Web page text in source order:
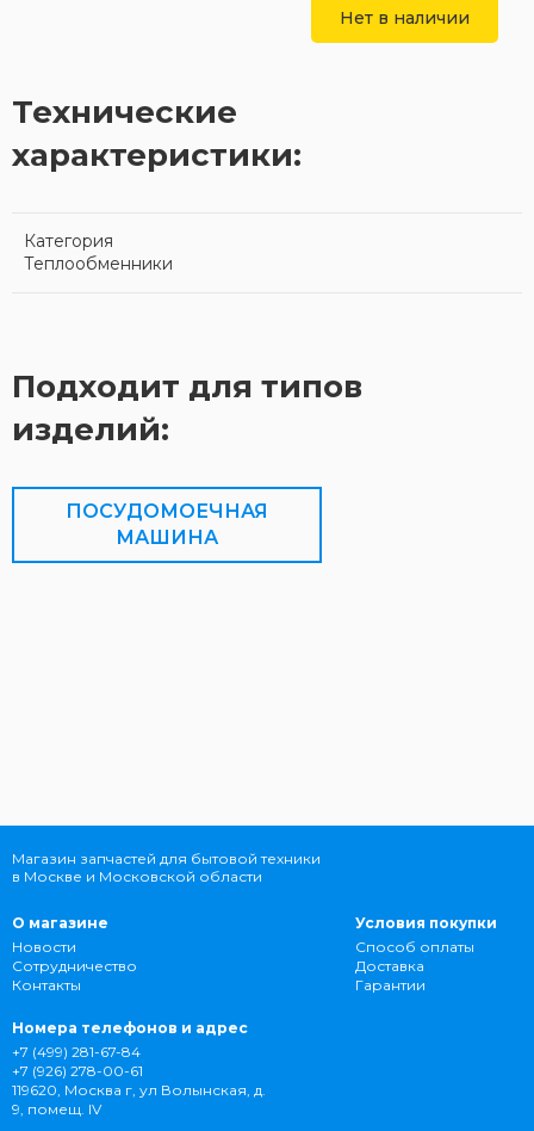
Нет в наличии
Технические
характеристики:
Категория
Теплообменники
Подходит для типов
изделий:
ПОСУДОМОЕЧНАЯ
МАШИНА
Магазин запчастей для бытовой техники
в Москве и Московской области
О магазине
Новости
Сотрудничество
Контакты
Условия покупки
Способ оплаты
Доставка
Гарантии
Номера телефонов и адрес
+7 (499) 281-67-84
+7 (926) 278-00-61
119620, Москва г, ул Волынская, д.
9, помещ. IV